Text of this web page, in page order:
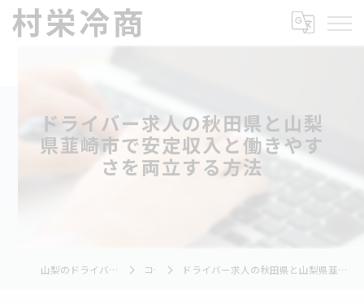
ドライバー求人の秋田県と山梨
県韮崎市で安定収入と働きやす
さを両立する方法
山梨のドライバーの求人なら村栄冷商 コラム ドライバー求人の秋田県と山梨県韮崎市で安定収入と働きやすさを両立する方法